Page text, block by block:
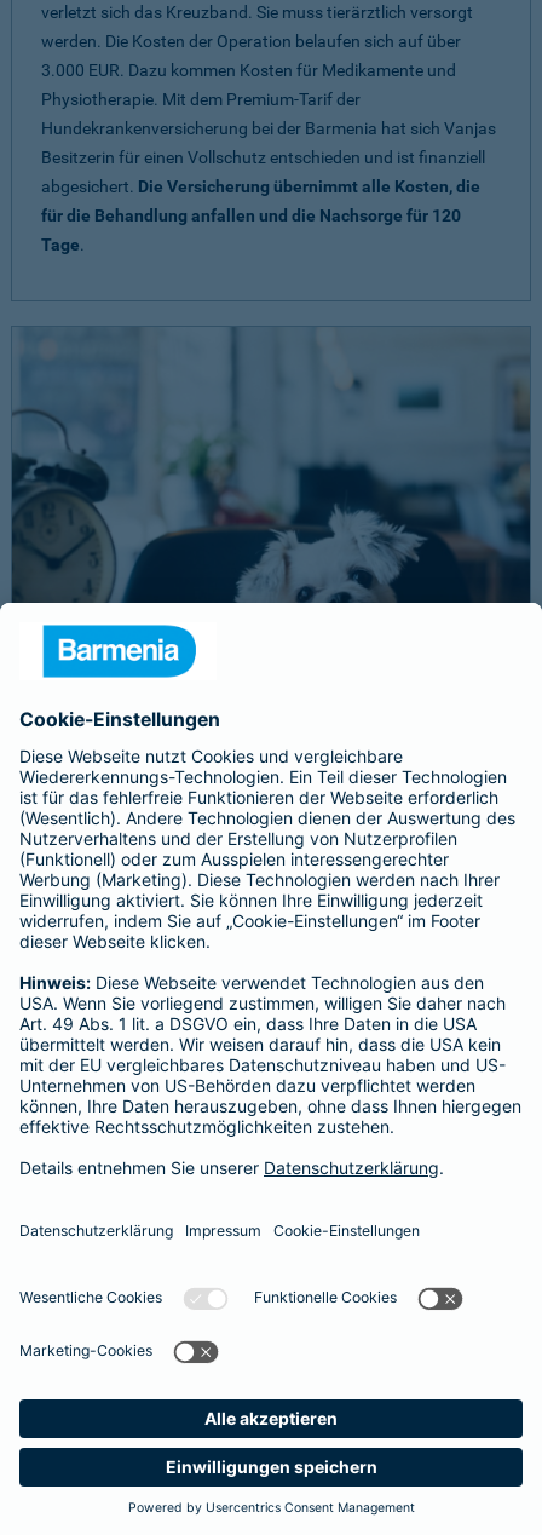
Suche Produkte
Barmenia
verletzt sich das Kreuzband. Sie muss tierärztlich versorgt
werden. Die Kosten der Operation belaufen sich auf über
3.000 EUR. Dazu kommen Kosten für Medikamente und
Physiotherapie. Mit dem Premium-Tarif der
Hundekrankenversicherung bei der Barmenia hat sich Vanjas
Besitzerin für einen Vollschutz entschieden und ist finanziell
abgesichert. Die Versicherung übernimmt alle Kosten, die
für die Behandlung anfallen und die Nachsorge für 120
Tage.
Schnelle Notfallversorgung bei Ernstfällen
gewährleisten
Der Dackel Balu macht für Leckerlies alles. Beim Gassigehen
frisst er leider eine mit Rasierklingen gespickte Wurst. Die
Notfalls nimmt der Tierarzt den 4-fachen GOT-Satz und Balus
Besitzer muss eine vierstellige Rechnung begleichen. Der
Basis-Schutz der Barmenia erstattet dieNotfallversorgung
im tierärztlichen Notdienstkomplett - ohne eine Begrenzung
der Jahreshöchstleistung für Operationen.